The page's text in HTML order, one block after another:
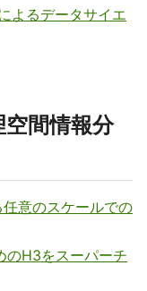
よるデータサイエ
間情報分
意のスケールでの
のH3をスーパーチ